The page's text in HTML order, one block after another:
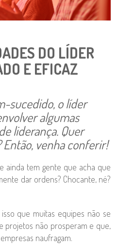
DO LÍDER
E EFICAZ
sucedido, o líder
algumas
liderança. Quer
Então, venha conferir!
ainda tem gente que acha que
dar ordens? Chocante, né?
que muitas equipes não se
projetos não prosperam e que,
naufragam.